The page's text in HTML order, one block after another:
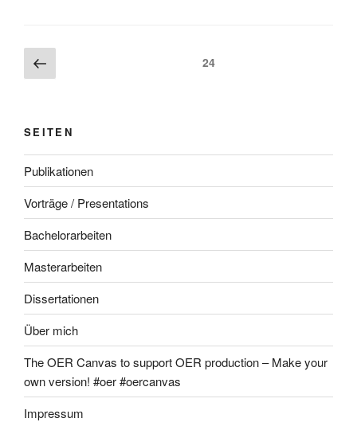
Beitragsnavigation
Vorherige
Seite
Seite24
SEITEN
Publikationen
Vorträge / Presentations
Bachelorarbeiten
Masterarbeiten
Dissertationen
Über mich
The OER Canvas to support OER production – Make your
own version! #oer #oercanvas
Impressum